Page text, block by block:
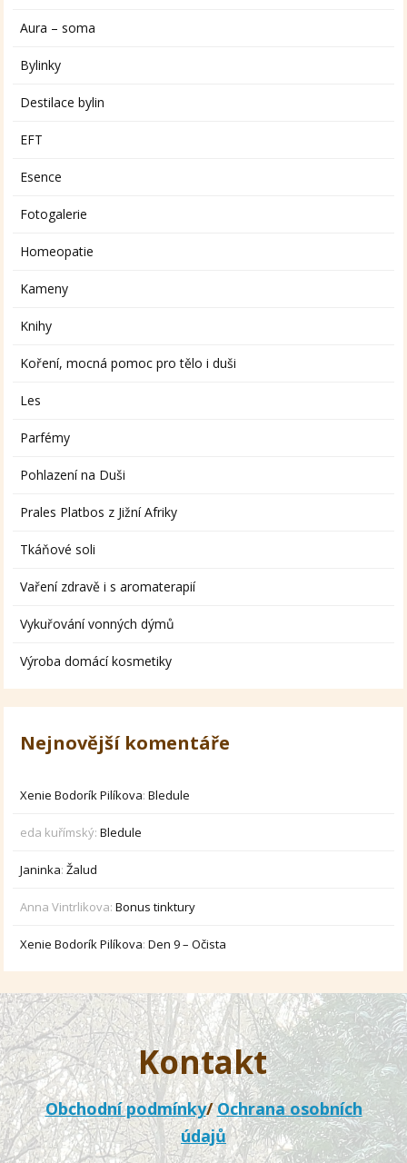
Aura – soma
Bylinky
Destilace bylin
EFT
Esence
Fotogalerie
Homeopatie
Kameny
Knihy
Koření, mocná pomoc pro tělo i duši
Les
Parfémy
Pohlazení na Duši
Prales Platbos z Jižní Afriky
Tkáňové soli
Vaření zdravě i s aromaterapií
Vykuřování vonných dýmů
Výroba domácí kosmetiky
Nejnovější komentáře
Xenie Bodorík Pilíkova:Bledule
eda kuřímský:Bledule
Janinka:Žalud
Anna Vintrlikova:Bonus tinktury
Xenie Bodorík Pilíkova:Den 9 – Očista
Kontakt
Obchodní podmínky/Ochrana osobních
údajů